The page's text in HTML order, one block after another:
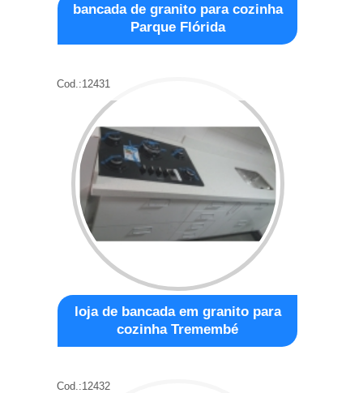
bancada de granito para cozinha
Parque Flórida
Cod.:12431
loja de bancada em granito para
cozinha Tremembé
Cod.:12432